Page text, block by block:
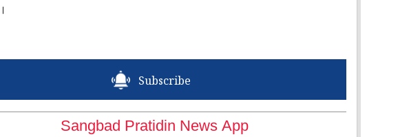
Subscribe
Sangbad Pratidin News App